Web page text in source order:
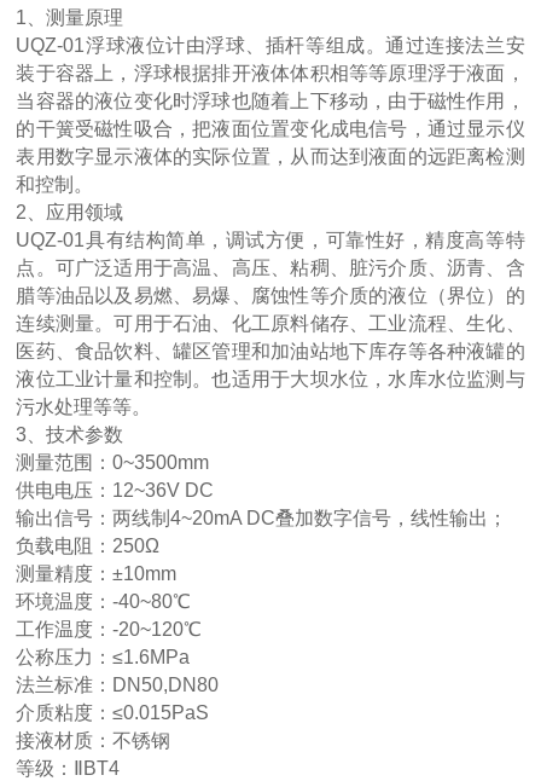
1、测量原理
UQZ-01浮球液位计由浮球、插杆等组成。通过连接法兰安
装于容器上，浮球根据排开液体体积相等等原理浮于液面，
当容器的液位变化时浮球也随着上下移动，由于磁性作用，
的干簧受磁性吸合，把液面位置变化成电信号，通过显示仪
表用数字显示液体的实际位置，从而达到液面的远距离检测
和控制。
2、应用领域
UQZ-01具有结构简单，调试方便，可靠性好，精度高等特
点。可广泛适用于高温、高压、粘稠、脏污介质、沥青、含
腊等油品以及易燃、易爆、腐蚀性等介质的液位（界位）的
连续测量。可用于石油、化工原料储存、工业流程、生化、
医药、食品饮料、罐区管理和加油站地下库存等各种液罐的
液位工业计量和控制。也适用于大坝水位，水库水位监测与
污水处理等等。
3、技术参数
测量范围：0~3500mm
供电电压：12~36V DC
输出信号：两线制4~20mA DC叠加数字信号，线性输出；
负载电阻：250Ω
测量精度：±10mm
环境温度：-40~80℃
工作温度：-20~120℃
公称压力：≤1.6MPa
法兰标准：DN50,DN80
介质粘度：≤0.015PaS
接液材质：不锈钢
等级：ⅡBT4